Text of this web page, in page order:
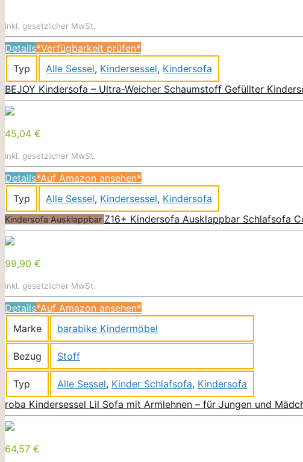
inkl. gesetzlicher MwSt.
Details*Verfügbarkeit prüfen*
Typ
Alle Sessel, Kindersessel, Kindersofa
BEJOY Kindersofa – Ultra-Weicher Schaumstoff Gefüllter
45,04 €
inkl. gesetzlicher MwSt.
Details*Auf Amazon ansehen*
Typ
Alle Sessel, Kindersessel, Kindersofa
Kindersofa Ausklappbar Z16+ Kindersofa Ausklappbar Schlafsofa
99,90 €
inkl. gesetzlicher MwSt.
Details*Auf Amazon ansehen*
Marke
barabike Kindermöbel
Bezug Stoff
Typ Alle Sessel, Kinder Schlafsofa, Kindersofa
roba Kindersessel Lil Sofa mit Armlehnen – für Jungen und
64,57 €